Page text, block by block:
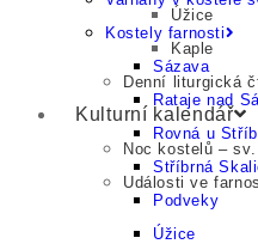
Úžice
Kaple
Denní liturgická
Kulturní kalendář
Noc kostelů –
Události ve
Kostely farnosti
Sázava
Rataje nad
Rovná u
Stříbrná
Podveky
Úžice